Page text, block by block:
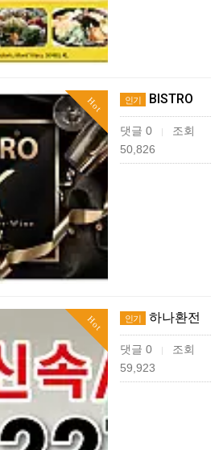
Hot 인기 BISTRO
댓글 0 |
조회
50,826
Hot 인기 하나환전
댓글 0 |
조회
59,923